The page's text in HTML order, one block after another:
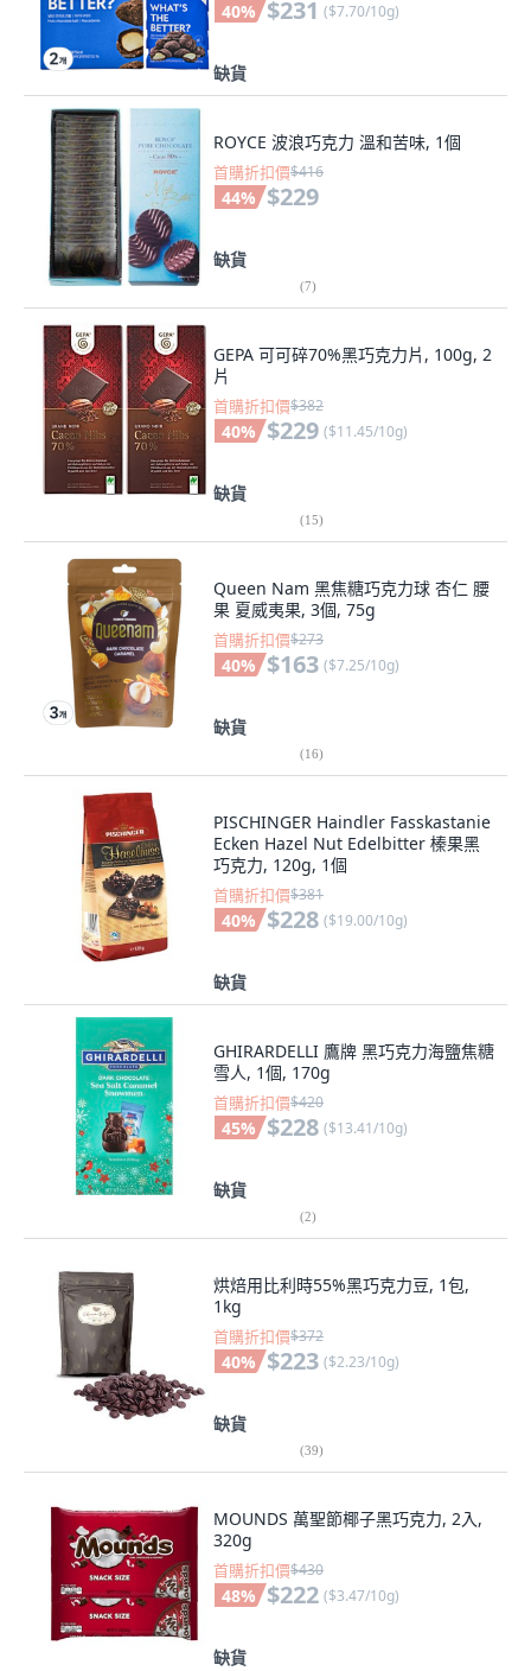
40% $231 ($7.70/10g)
缺貨
ROYCE 波浪巧克力 溫和苦味, 1個
首購折扣價$416
44% $229
缺貨
(7)
GEPA 可可碎70%黑巧克力片, 100g, 2
片
首購折扣價$382
40% $229 ($11.45/10g)
缺貨
(15)
Queen Nam 黑焦糖巧克力球 杏仁 腰
果 夏威夷果, 3個, 75g
首購折扣價$273
40% $163 ($7.25/10g)
缺貨
(16)
PISCHINGER Haindler Fasskastanie
Ecken Hazel Nut Edelbitter 榛果黑
巧克力, 120g, 1個
首購折扣價$381
40% $228 ($19.00/10g)
缺貨
GHIRARDELLI 鷹牌 黑巧克力海鹽焦糖
雪人, 1個, 170g
首購折扣價$420
45% $228 ($13.41/10g)
缺貨
(2)
烘焙用比利時55%黑巧克力豆, 1包,
1kg
首購折扣價$372
40% $223 ($2.23/10g)
缺貨
(39)
MOUNDS 萬聖節椰子黑巧克力, 2入,
320g
首購折扣價$430
48% $222 ($3.47/10g)
缺貨